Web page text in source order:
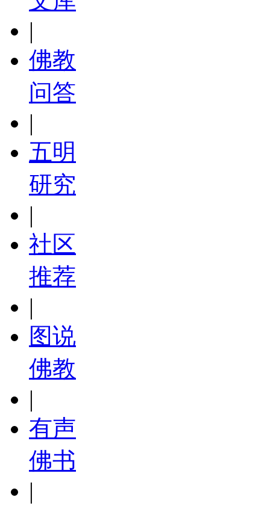
|
佛教
问答
|
五明
研究
|
社区
推荐
|
图说
佛教
|
有声
佛书
|